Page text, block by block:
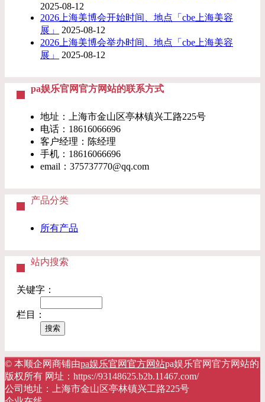
2025-08-12
2026上海美博会开始时间、地点「cbe上海美容
展」
2025-08-12
2026上海美博会举办时间、地点「cbe上海美容
展」
2025-08-12
pa娱乐官网官方网站的联系方式
地址：上海市金山区亭林镇兴工路225号
电话： 18616066696
客户经理：陈经理
手机： 18616066696
email： 375737770@qq.com
产品分类
所有产品
站内搜索
关键字：
栏目：
© 本顺企网商铺由pa娱乐官网官方网站pa娱乐官网官方网站的
版权所有 网址：https://93148625.b2b.11467.com/
公司地址：上海市金山区亭林镇兴工路225号